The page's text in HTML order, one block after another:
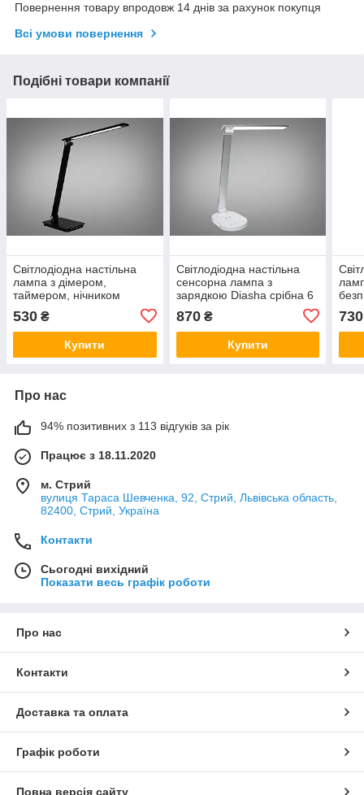
Повернення товару впродовж 14 днів за рахунок покупця
Всі умови повернення
Подібні товари компанії
Світлодіодна настільна
лампа з дімером,
таймером, нічником
Diasha 6Вт, чорна 5502P
BK
530 ₴
Купити
Світлодіодна настільна
сенсорна лампа з
зарядкою Diasha срібна 6
870₴
Купити
730
Про нас
94% позитивних з 113 відгуків за рік
Працює з 18.11.2020
м. Стрий
вулиця Тараса Шевченка, 92, Стрий, Львівська область,
82400, Стрий, Україна
Контакти
Сьогодні вихідний
Показати весь графік роботи
Про нас
Контакти
Доставка та оплата
Графік роботи
Повна версія сайту